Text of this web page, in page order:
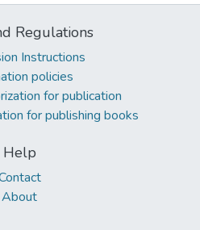
Regulations
Instructions
policies
for publication
for publishing books
Help
About